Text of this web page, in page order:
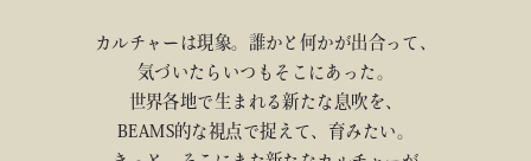
カルチャーは現象。誰かと何かが出合って、
気づいたらいつもそこにあった。
世界各地で生まれる新たな息吹を、
BEAMS的な視点で捉えて、育みたい。